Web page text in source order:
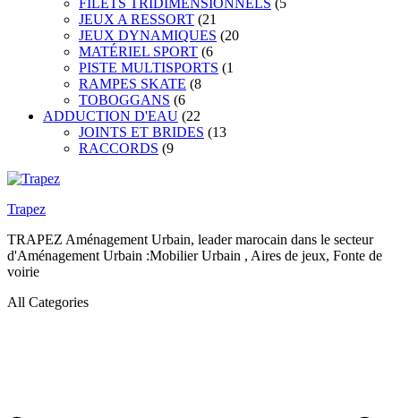
JEUX A RESSORT (21
JEUX DYNAMIQUES (20
MATÉRIEL SPORT (6
PISTE MULTISPORTS (1
RAMPES SKATE (8
TOBOGGANS (6
ADDUCTION D'EAU (22
JOINTS ET BRIDES (13
RACCORDS (9
Trapez
TRAPEZ Aménagement Urbain, leader marocain dans le secteur
d'Aménagement Urbain :Mobilier Urbain , Aires de jeux, Fonte de
voirie
All Categories